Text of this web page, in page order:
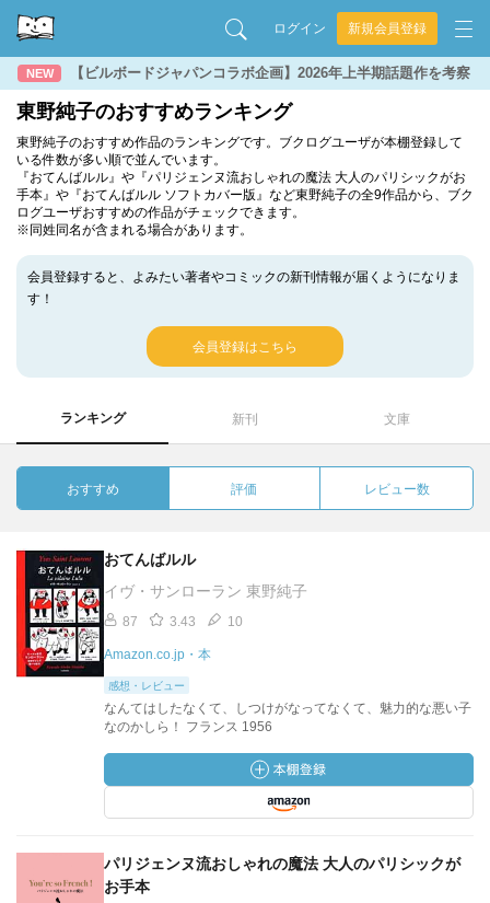
ログイン 新規会員登録
NEW 【ビルボードジャパンコラボ企画】2026年上半期話題作を考察
東野純子のおすすめランキング
東野純子のおすすめ作品のランキングです。ブクログユーザが本棚登録して
いる件数が多い順で並んでいます。
『おてんばルル』や『パリジェンヌ流おしゃれの魔法 大人のパリシックがお
手本』や『おてんばルル ソフトカバー版』など東野純子の全9作品から、ブク
ログユーザおすすめの作品がチェックできます。
※同姓同名が含まれる場合があります。
会員登録すると、よみたい著者やコミックの新刊情報が届くようになりま
す！
会員登録はこちら
ランキング 新刊 文庫
おすすめ 評価 レビュー数
おてんばルル
イヴ・サンローラン 東野純子
87 3.43 10
Amazon.co.jp・本
感想・レビュー
なんてはしたなくて、しつけがなってなくて、魅力的な悪い子
なのかしら！ フランス 1956
パリジェンヌ流おしゃれの魔法 大人のパリシックが
お手本